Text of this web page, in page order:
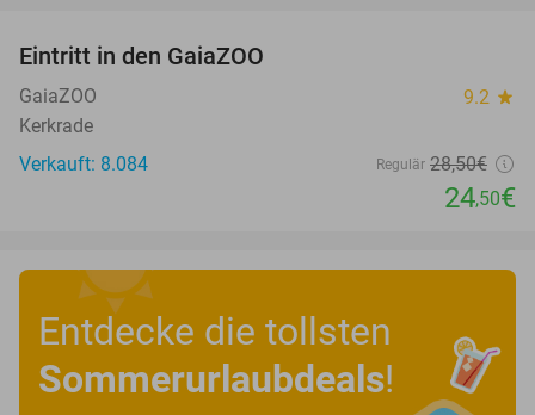
Eintritt in den GaiaZOO
GaiaZOO 9.2 star
Kerkrade
Verkauft: 8.084
Regulär 28,50€
24,50€
Entdecke die tollsten
Sommerurlaubdeals!